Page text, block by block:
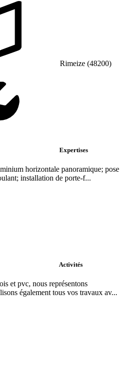
Rimeize (48200)
Expertises
horizontale panoramique; pose
installation de porte-f...
Activités
et pvc, nous représentons
également tous vos travaux av...